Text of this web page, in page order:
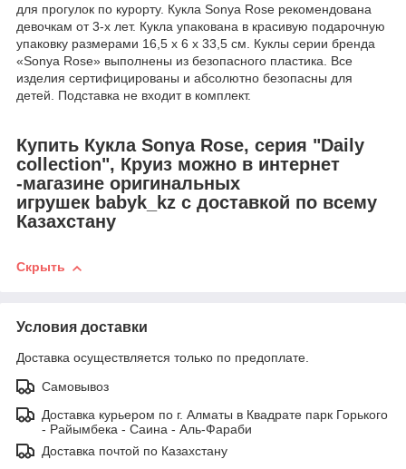
для прогулок по курорту. Кукла Sonya Rose рекомендована
девочкам от 3-х лет. Кукла упакована в красивую подарочную
упаковку размерами 16,5 х 6 х 33,5 см. Куклы серии бренда
«Sonya Rose» выполнены из безопасного пластика. Все
изделия сертифицированы и абсолютно безопасны для
детей. Подставка не входит в комплект.
Купить Кукла Sonya Rose, серия "Daily
collection", Круиз можно в интернет
-магазине оригинальных
игрушек babyk_kz с доставкой по всему
Казахстану
Скрыть
Условия доставки
Доставка осуществляется только по предоплате.
Самовывоз
Доставка курьером по г. Алматы в Квадрате парк Горького
- Райымбека - Саина - Аль-Фараби
Доставка почтой по Казахстану